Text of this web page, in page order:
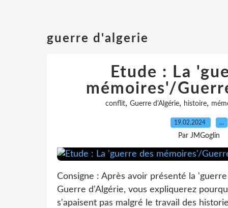
guerre d'algerie
Etude : La
mémoires'/
conflit, Guerre d'Algérie, histoire,
19.02.2024 …
Par JMGoglin
Consigne : Après avoir présenté la
Guerre d'Algérie, vous expliquerez
s'apaisent pas malgré le travail des